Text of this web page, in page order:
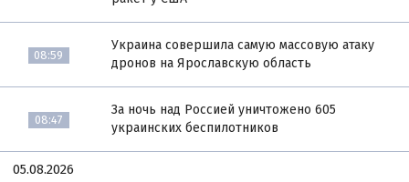
08:59
Украина совершила самую массовую атаку
дронов на Ярославскую область
08:47
За ночь над Россией уничтожено 605
украинских беспилотников
05.08.2026